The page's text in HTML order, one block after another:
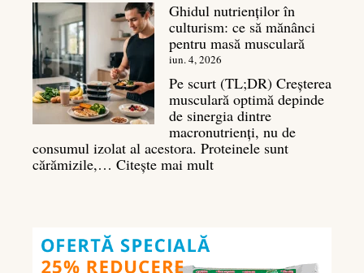
Ghid
complet
pentru
3D
Ghidul nutrienților în
culturism: ce să mănânci
pentru masă musculară
iun. 4, 2026
Pe scurt (TL;DR) Creșterea
musculară optimă depinde
de sinergia dintre
macronutrienți, nu de
consumul izolat al acestora. Proteinele sunt
cărămizile,… Citește mai mult: